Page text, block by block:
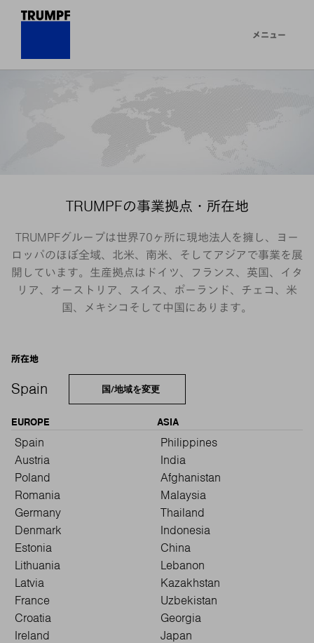
メニュー
TRUMPFの事業拠点・所在地
TRUMPFグループは世界70ヶ所に現地法人を擁し、ヨー
ロッパのほぼ全域、北米、南米、そしてアジアで事業を展
開しています。生産拠点はドイツ、フランス、英国、イタ
リア、オーストリア、スイス、ポーランド、チェコ、米
国、メキシコそして中国にあります。
所在地
Spain 国/地域を変更
EUROPE
Spain
Austria
Poland
Romania
Germany
Denmark
Estonia
Lithuania
Latvia
France
Croatia
Ireland
ASIA
Philippines
India
Afghanistan
Malaysia
Thailand
Indonesia
China
Lebanon
Kazakhstan
Uzbekistan
Georgia
Japan